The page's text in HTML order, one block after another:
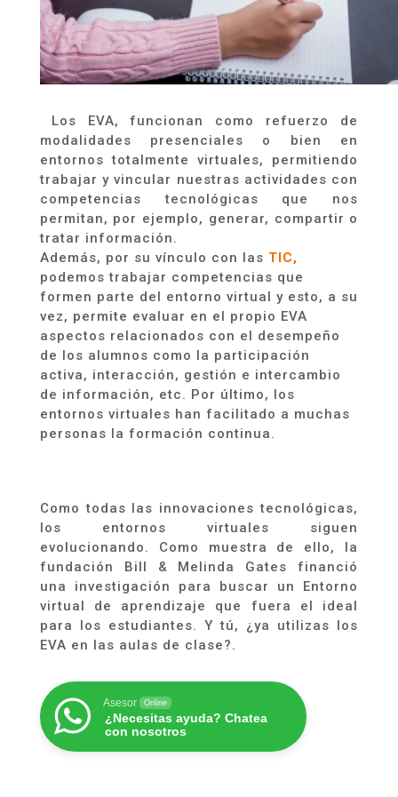
Los EVA, funcionan como refuerzo de
modalidades presenciales o bien en
entornos totalmente virtuales, permitiendo
trabajar y vincular nuestras actividades con
competencias tecnológicas que nos
permitan, por ejemplo, generar, compartir o
tratar información.
Además, por su vínculo con las TIC,
podemos trabajar competencias que
formen parte del entorno virtual y esto, a su
vez, permite evaluar en el propio EVA
aspectos relacionados con el desempeño
de los alumnos como la participación
activa, interacción, gestión e intercambio
de información, etc. Por último, los
entornos virtuales han facilitado a muchas
personas la formación continua.
Como todas las innovaciones tecnológicas,
los entornos virtuales siguen
evolucionando. Como muestra de ello, la
fundación Bill & Melinda Gates financió
una investigación para buscar un Entorno
virtual de aprendizaje que fuera el ideal
para los estudiantes. Y tú, ¿ya utilizas los
EVA en las aulas de clase?.
Asesor Online
¿Necesitas ayuda? Chatea
con nosotros